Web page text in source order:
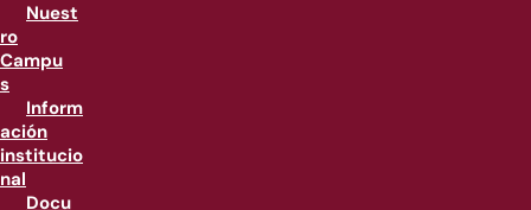
Nuest
ro
Campu
s
Inform
ación
institucio
nal
Docu